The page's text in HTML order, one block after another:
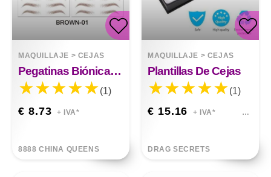
MAQUILLAJE > CEJAS
Pegatinas Biónicas Para Cejas
(1)
€ 8.73 + IVA*
8888 CHINA QUEENS
MAQUILLAJE > CEJAS
Plantillas De Cejas
(1)
€ 15.16 + IVA*
DRAG SECRETS